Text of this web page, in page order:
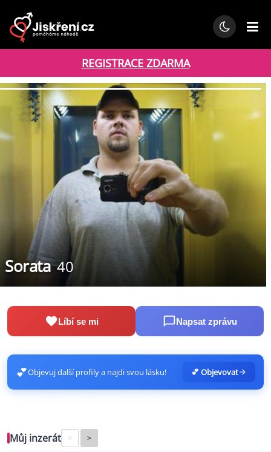
REGISTRACE ZDARMA
Sorata 40
Líbí se mi Napsat zprávu
💕Objevuj další profily a najdi svou lásku! 💕 Objevovat
Můj inzerát < >